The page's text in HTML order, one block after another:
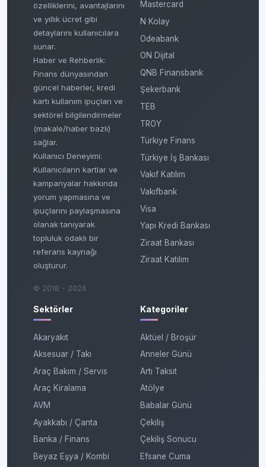
özelliklerini, avantajlarını
ve yıllık ücret gibi
detaylarını kullanıcılara
sunar.
Haber ve Rehberlik:
Finans dünyasından
güncel haberler, kredi
kartı kullanım ipuçları ve
sektörel bilgilendirmeler
(makale/haber bazlı)
sağlar.
Kullanıcı Deneyimi:
Kullanıcıların kartlar ve
kampanyalar hakkında
yorum yapmasına ve
ipuçlarını paylaşmasına
olanak tanıyarak
topluluk odaklı bir
referans kaynağı
oluşturur.
© 2018 - 2026
Mastercard
N Kolay
Odeabank
ON Dijital
QNB Finansbank
Şekerbank
TEB
TROY
Türkiye Finans
Türkiye İş Bankası
Vakıf Katılım
Vakıfbank
Visa
Yapı Kredi Bankası
Ziraat Bankası
Ziraat Katılım
Sektörler
Akaryakıt
Aksesuar / Takı
Araç Bakım / Servis
Araç Kiralama
AVM
Ayakkabı / Çanta
Banka / Finans
Beyaz Eşya / Kombi
Kategoriler
Aktüel / Broşür
Anneler Günü
Artı Taksit
Atölye
Babalar Günü
Çekiliş
Çekiliş Sonucu
Efsane Cuma